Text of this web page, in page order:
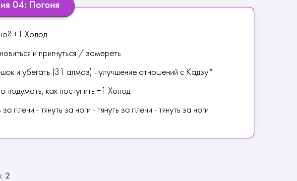
04: Погоня
+1 Холод
и пригнуться / замереть
и убегать (31 алмаз) - улучшение отношений с Кадзу*
подумать, как поступить +1 Холод
плечи - тянуть за ноги - тянуть за плечи - тянуть за ноги
2